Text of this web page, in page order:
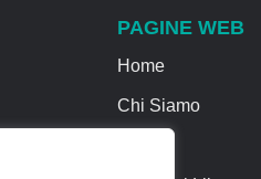
PAGINE WEB
Home
Chi Siamo